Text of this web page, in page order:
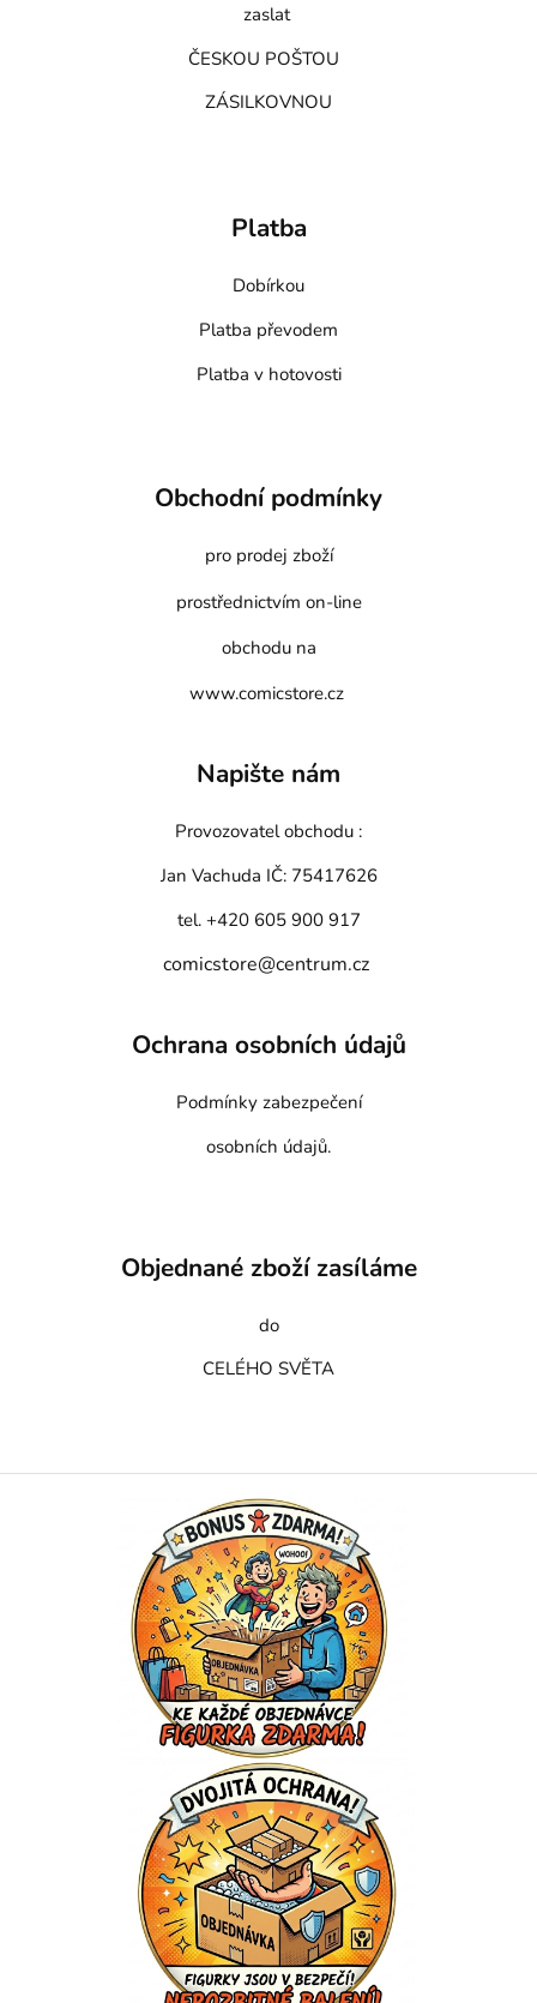
zaslat
ČESKOU POŠTOU
ZÁSILKOVNOU
Platba
Dobírkou
Platba převodem
Platba v hotovosti
Obchodní podmínky
pro prodej zboží
prostřednictvím on-line
obchodu na
www.comicstore.cz
Napište nám
Provozovatel obchodu :
Jan Vachuda IČ: 75417626
tel. +420 605 900 917
comicstore@centrum.cz
Ochrana osobních údajů
Podmínky zabezpečení
osobních údajů.
Objednané zboží zasíláme
do
CELÉHO SVĚTA